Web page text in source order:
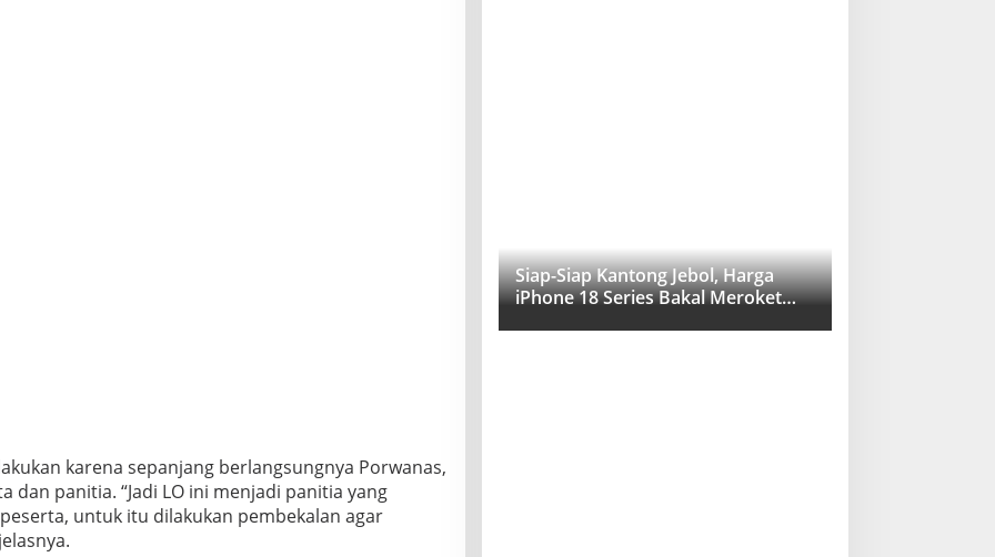
karena sepanjang berlangsungnya Porwanas,
dan panitia. “Jadi LO ini menjadi panitia yang
untuk itu dilakukan pembekalan agar
Siap-Siap Kantong Jebol, Harga
iPhone 18 Series Bakal Meroket